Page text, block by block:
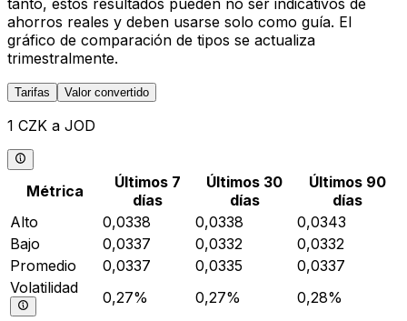
tanto, estos resultados pueden no ser indicativos de
ahorros reales y deben usarse solo como guía. El
gráfico de comparación de tipos se actualiza
trimestralmente.
Tarifas Valor convertido
1 CZK a JOD
Métrica
Últimos 7
días
Últimos 30
días
Últimos 90
días
Alto
0,0338 0,0338
0,0343
Bajo
0,0337 0,0332
0,0332
Promedio
0,0337 0,0335
0,0337
Volatilidad
0,27% 0,27% 0,28%